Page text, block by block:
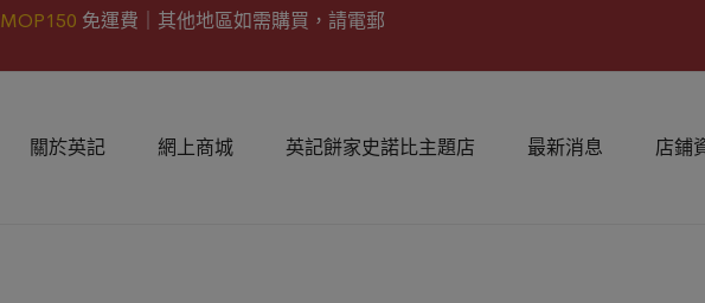
MOP150 免運費｜其他地區如需購買，請電郵
關於英記 網上商城 英記餅家史諾比主題店 最新消息 店鋪